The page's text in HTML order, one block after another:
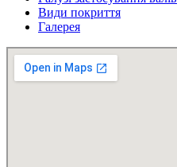
Види покриття
Галерея